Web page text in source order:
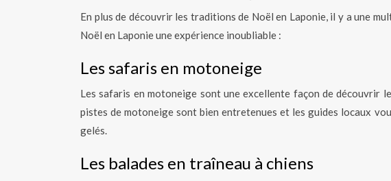
En plus de découvrir les traditions de Noël en Laponie, il y a une
Noël en Laponie une expérience inoubliable :
Les safaris en motoneige
Les safaris en motoneige sont une excellente façon de découvrir
pistes de motoneige sont bien entretenues et les guides locaux
gelés.
Les balades en traîneau à chiens